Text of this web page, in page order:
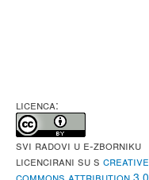
LICENCA:
Svi radovi u e-Zborniku
licencirani su s Creative
Commons Attribution 3.0